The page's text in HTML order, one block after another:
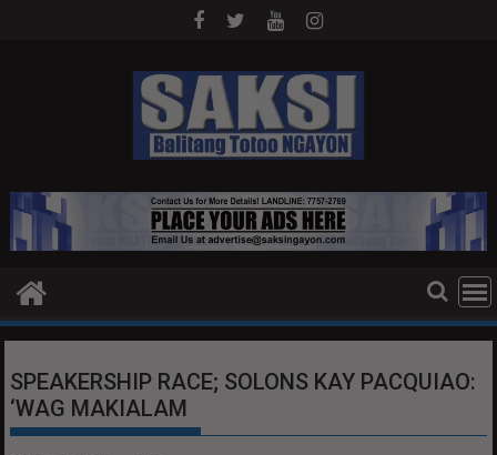
SPEAKERSHIP RACE; SOLONS KAY PACQUIAO:
‘WAG MAKIALAM